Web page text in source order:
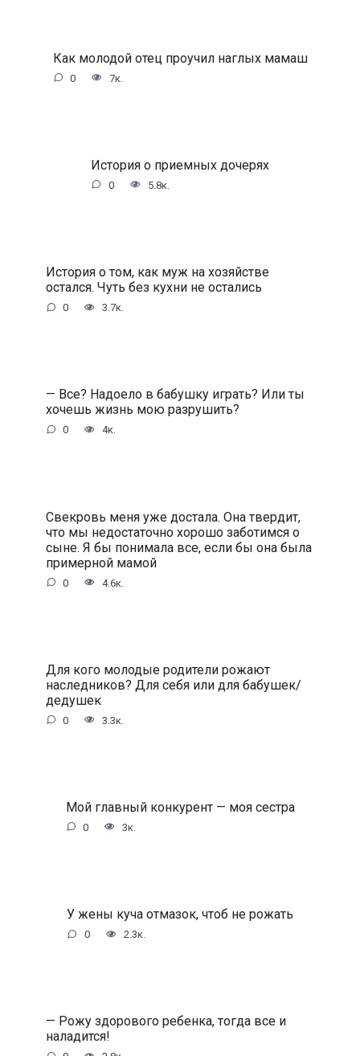
Как молодой отец проучил наглых мамаш
0 7к.
История о приемных дочерях
0 5.8к.
История о том, как муж на хозяйстве
остался. Чуть без кухни не остались
0 3.7к.
— Все? Надоело в бабушку играть? Или ты
хочешь жизнь мою разрушить?
0 4к.
Свекровь меня уже достала. Она твердит,
что мы недостаточно хорошо заботимся о
сыне. Я бы понимала все, если бы она была
примерной мамой
0 4.6к.
Для кого молодые родители рожают
наследников? Для себя или для бабушек/
дедушек
0 3.3к.
Мой главный конкурент — моя сестра
0 3к.
У жены куча отмазок, чтоб не рожать
0 2.3к.
— Рожу здорового ребенка, тогда все и
наладится!